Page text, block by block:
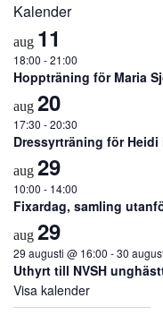
Kalender
aug 11
18:00 -21:00
Hoppträning för Maria
aug 20
17:30 -20:30
Dressyrträning för Heidi
aug 29
10:00 - 14:00
Fixardag, samling
aug 29
29 augusti @ 16:00 -30
Uthyrt till NVSH
Visa kalender